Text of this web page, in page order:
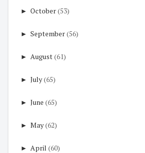
► October(53)
► September(56)
► August(61)
► July(65)
► June (65)
► May(62)
► April (60)